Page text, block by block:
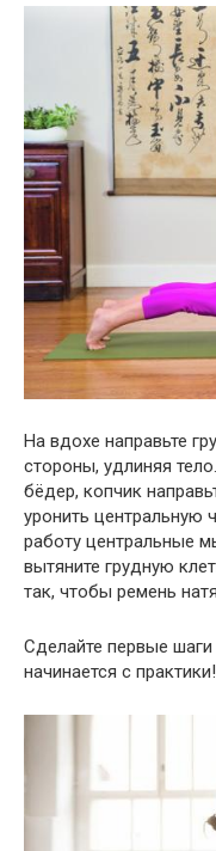
На вдохе направьте
стороны, удлиняя
бёдер, копчик
уронить центральную
работу центральные
вытяните грудную
так, чтобы ремень
Сделайте первые
начинается с практики!